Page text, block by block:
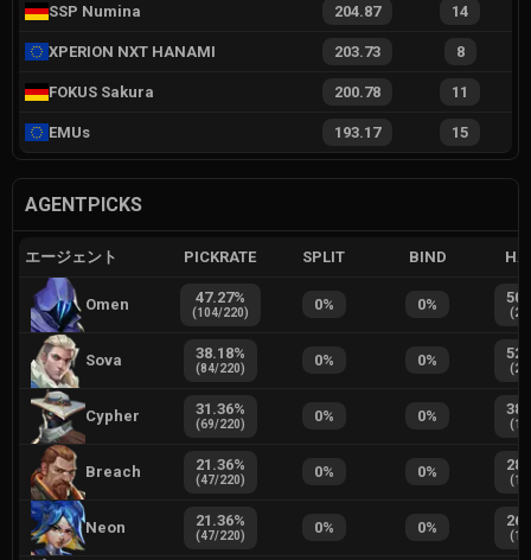
SSP Numina 204.87 14
XPERION NXT HANAMI 203.73 8
FOKUS Sakura 200.78 11
EMUs 193.17 15
AGENTPICKS
エージェント PICKRATE SPLIT BIND
Omen 47.27%
(104/220) 0% 0% (25
Sova 38.18%
(84/220) 0% 0% (26
Cypher 31.36%
(69/220) 0% 0% (19
Breach 21.36%
(47/220) 0% 0% (14
Neon 21.36%
(47/220) 0% 0% (13